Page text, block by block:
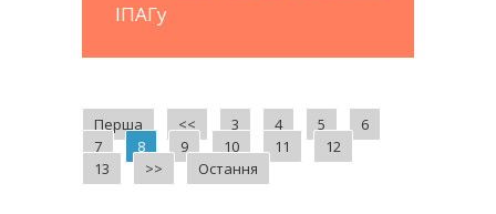
ІПАГу
Перша << 3 4 5
6
7
8 9 10 11
12
13
>> Остання